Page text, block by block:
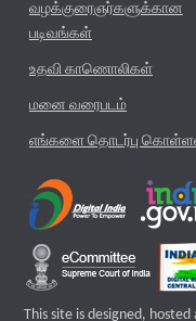
வழக்குரைஞர்களுக்கான
படிவங்கள்
உதவி காணொலிகள்
மனை வரைபடம்
எங்களை தொடர்பு
This site is designed,